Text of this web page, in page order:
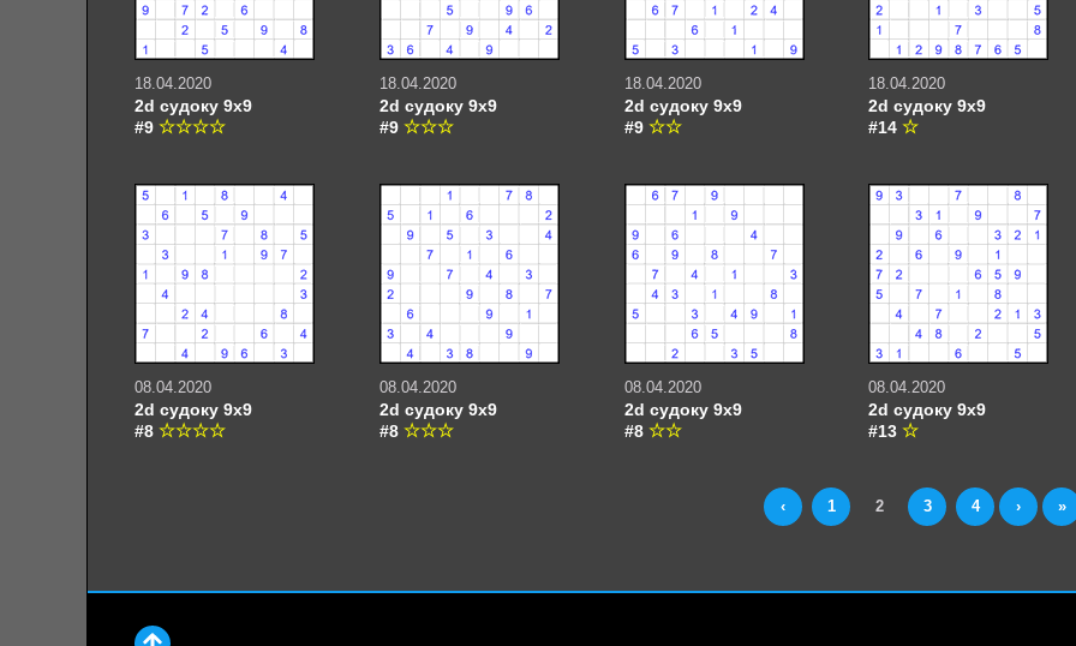
18.04.2020
2d судоку 9х9
#9
18.04.2020
2d судоку 9х9
#9
18.04.2020
2d судоку 9х9
#9
18.04.2020
2d судоку 9х9
#14
08.04.2020
2d судоку 9х9
#8
08.04.2020
2d судоку 9х9
#8
08.04.2020
2d судоку 9х9
#8
08.04.2020
2d судоку 9х9
#13
‹ 1 2 3 4 › »